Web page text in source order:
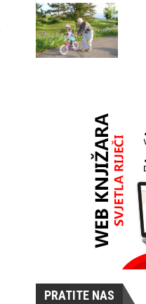
PRATITE NAS